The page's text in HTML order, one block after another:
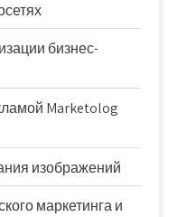
бизнес-
Marketolog
изображений
маркетинга и